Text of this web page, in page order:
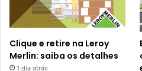
Clique e retire na Leroy
Merlin: saiba os detalhes
1 dia atrás